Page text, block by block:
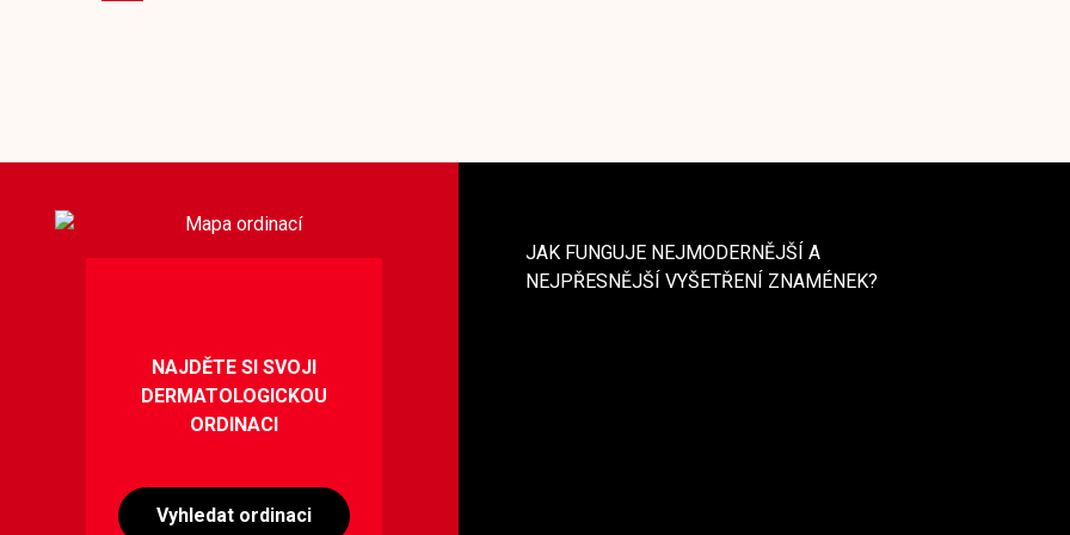
NAJDĚTE SI SVOJI
DERMATOLOGICKOU
ORDINACI
Vyhledat ordinaci
JAK FUNGUJE NEJMODERNĚJŠÍ A
NEJPŘESNĚJŠÍ VYŠETŘENÍ ZNAMÉNEK?